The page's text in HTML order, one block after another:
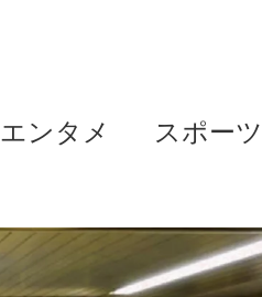
エンタメ スポーツ